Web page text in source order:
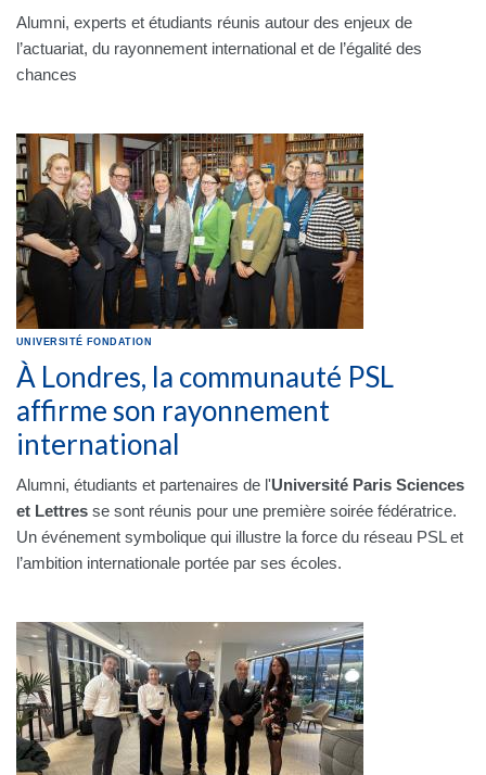
Alumni, experts et étudiants réunis autour des enjeux de
l’actuariat, du rayonnement international et de l’égalité des
chances
UNIVERSITÉ FONDATION
À Londres, la communauté PSL
affirme son rayonnement
international
Alumni, étudiants et partenaires de l'Université Paris Sciences
et Lettres se sont réunis pour une première soirée fédératrice.
Un événement symbolique qui illustre la force du réseau PSL et
l’ambition internationale portée par ses écoles.